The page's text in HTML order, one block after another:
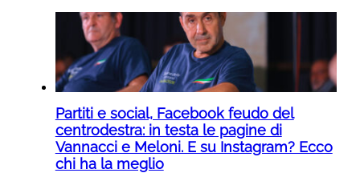
Partiti e social, Facebook feudo del
centrodestra: in testa le pagine di
Vannacci e Meloni. E su Instagram? Ecco
chi ha la meglio